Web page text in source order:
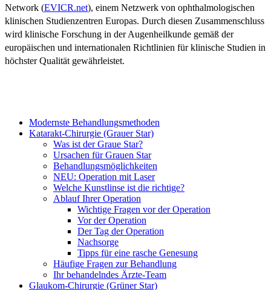
Network (EVICR.net), einem Netzwerk von ophthalmologischen
klinischen Studienzentren Europas. Durch diesen Zusammenschluss
wird klinische Forschung in der Augenheilkunde gemäß der
europäischen und internationalen Richtlinien für klinische Studien in
höchster Qualität gewährleistet.
Modernste Behandlungsmethoden
Katarakt-Chirurgie (Grauer Star)
Was ist der Graue Star?
Ursachen für Grauen Star
Behandlungsmöglichkeiten
NEU: Operation mit Laser
Welche Kunstlinse ist die richtige?
Ablauf Ihrer Operation
Wichtige Fragen vor der Operation
Vor der Operation
Der Tag der Operation
Nachsorge
Tipps für eine rasche Genesung
Häufige Fragen zur Behandlung
Ihr behandelndes Ärzte-Team
Glaukom-Chirurgie (Grüner Star)